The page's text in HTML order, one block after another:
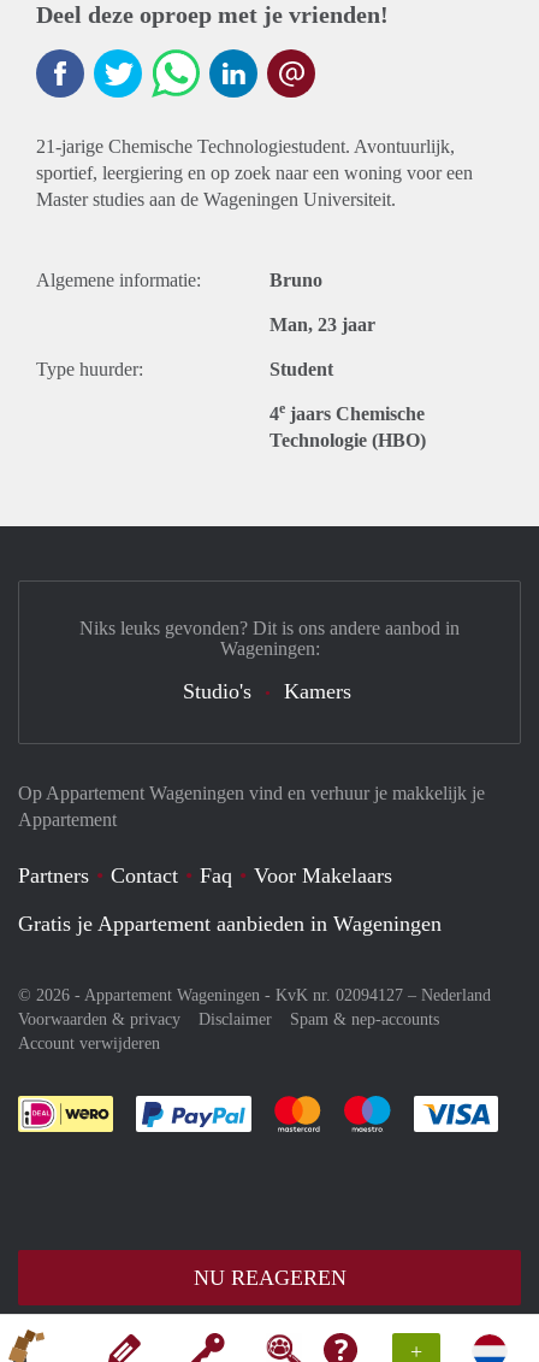
+
Deel deze oproep met je vrienden!
21-jarige Chemische Technologiestudent. Avontuurlijk,
sportief, leergiering en op zoek naar een woning voor een
Master studies aan de Wageningen Universiteit.
Algemene informatie: Bruno
Man, 23 jaar
Type huurder: Student
4e jaars Chemische
Technologie (HBO)
NU REAGEREN
Op Appartement Wageningen vind en verhuur je makkelijk je
Appartement
Partners Contact Faq
Voor Makelaars
Gratis je Appartement aanbieden in Wageningen
© 2026 - Appartement Wageningen - KvK nr. 02094127 – Nederland
Voorwaarden & privacy
Disclaimer
Spam & nep-accounts
Account verwijderen
Je rekent gemakkelijk af met Paypal
Je rekent gemakkelijk af met
Je rekent
Niks leuks gevonden? Dit is ons andere aanbod in
Wageningen:
Studio's Kamers